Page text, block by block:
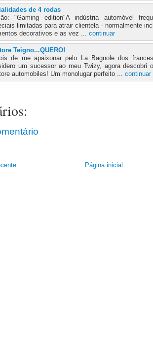
de 4 rodas
"Gaming edition"A indústria automóvel
limitadas para atrair clientela - normalmente
decorativos e as vez ... continuar
Teigno...QUERO!
de me apaixonar pelo La Bagnole dos
um sucessor ao meu Twizy, agora descobri
automobiles! Um monolugar perfeito ... continuar
Página inicial